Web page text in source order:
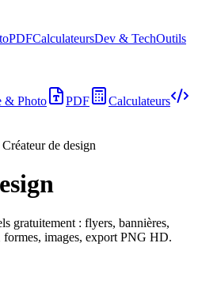
PDFCalculateursDev & TechOutils
& Photo PDF
Calculateurs
Créateur de design
gratuitement : flyers, bannières,
formes, images, export PNG HD.